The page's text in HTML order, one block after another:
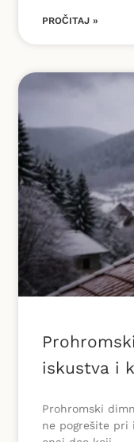
PROČITAJ »
iskustva i
Prohromski
ne pogrešite pri